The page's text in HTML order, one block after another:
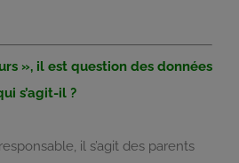
», il est question des données
s’agit-il ?
il s’agit des parents